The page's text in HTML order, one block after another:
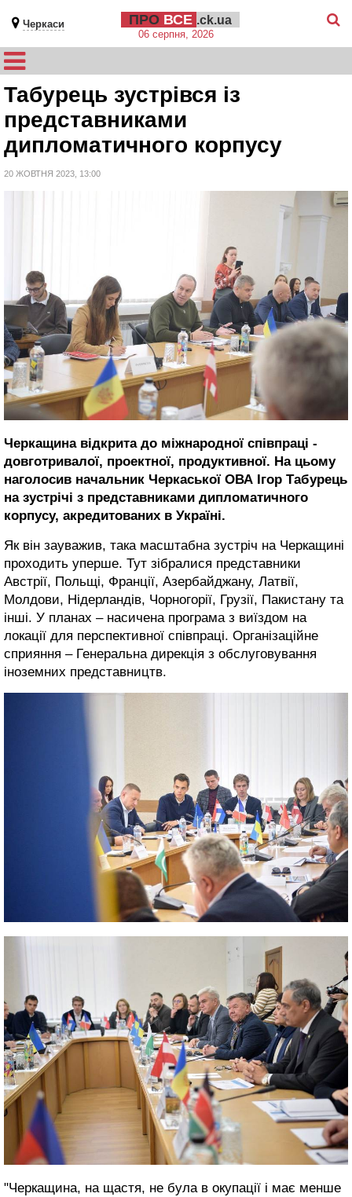
Черкаси ПРО ВСЕ .ck.ua
06 серпня, 2026
Табурець зустрівся із
представниками
дипломатичного корпусу
20 ЖОВТНЯ 2023, 13:00
Черкащина відкрита до міжнародної співпраці -
довготривалої, проектної, продуктивної. На цьому
наголосив начальник Черкаської ОВА Ігор Табурець
на зустрічі з представниками дипломатичного
корпусу, акредитованих в Україні.
Як він зауважив, така масштабна зустріч на Черкащині
проходить уперше. Тут зібралися представники
Австрії, Польщі, Франції, Азербайджану, Латвії,
Молдови, Нідерландів, Чорногорії, Грузії, Пакистану та
інші. У планах – насичена програма з виїздом на
локації для перспективної співпраці. Організаційне
сприяння – Генеральна дирекція з обслуговування
іноземних представництв.
"Черкащина, на щастя, не була в окупації і має менше